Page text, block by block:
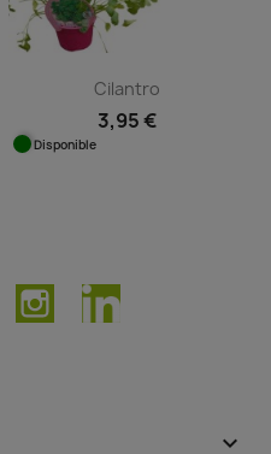
Cilantro
3,95 €
Disponible
PinterestInstagramLinkedIn
